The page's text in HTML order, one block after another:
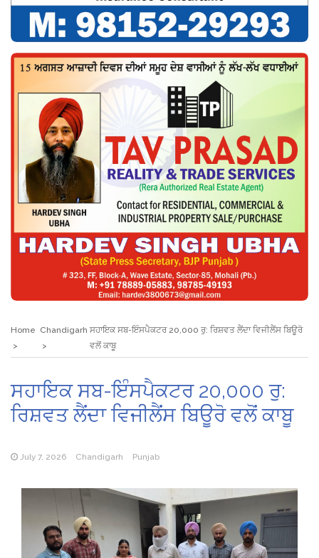
Home Chandigarh ਸਹਾਇਕ ਸਬ-ਇੰਸਪੈਕਟਰ 20,000 ਰੁ: ਰਿਸ਼ਵਤ ਲੈਂਦਾ ਵਿਜੀਲੈਂਸ ਬਿਊਰੋ
ਵਲੋਂ ਕਾਬੂ
ਸਹਾਇਕ ਸਬ-ਇੰਸਪੈਕਟਰ 20,000 ਰੁ:
ਰਿਸ਼ਵਤ ਲੈਂਦਾ ਵਿਜੀਲੈਂਸ ਬਿਊਰੋ ਵਲੋਂ ਕਾਬੂ
July 7, 2026 Chandigarh Punjab